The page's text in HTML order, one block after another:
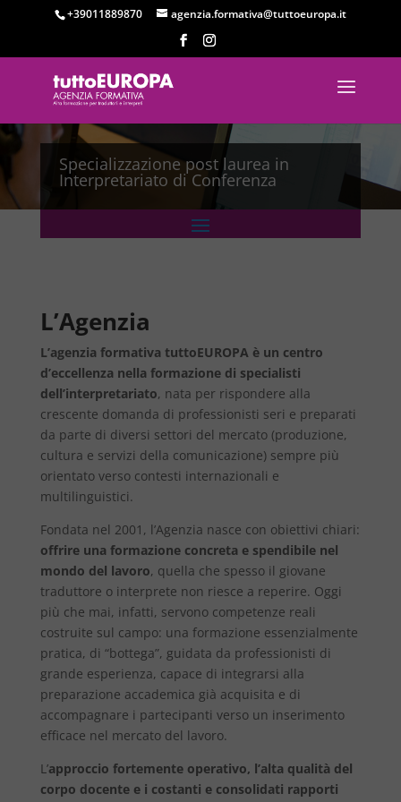
+39011889870 agenzia.formativa@tuttoeuropa.it
Specializzazione post laurea in
Interpretariato di Conferenza
L’Agenzia
L’agenzia formativa tuttoEUROPA è un centro
d’eccellenza nella formazione di specialisti
dell’interpretariato, nata per rispondere alla
crescente domanda di professionisti seri e preparati
da parte di diversi settori del mercato (produzione,
cultura e servizi della comunicazione) sempre più
orientato verso contesti internazionali e
multilinguistici.
Fondata nel 2001, l’Agenzia nasce con obiettivi chiari:
offrire una formazione concreta e spendibile nel
mondo del lavoro, quella che spesso il giovane
traduttore o interprete non riesce a reperire. Oggi
più che mai, infatti, servono competenze reali
costruite sul campo: una formazione essenzialmente
pratica, di “bottega”, guidata da professionisti di
grande esperienza, capace di integrarsi alla
preparazione accademica già acquisita e di
accompagnare i partecipanti verso un inserimento
efficace nel mercato del lavoro.
L’approccio fortemente operativo, l’alta qualità del
corpo docente e i costanti e consolidati rapporti